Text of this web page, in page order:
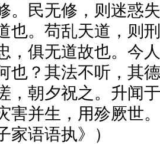
。民无修，则迷惑
也。苟乱天道，则
，俱无道故也。今
也？其法不听，其
，朝夕祝之。升闻
害并生，用殄厥世
子家语语执》）